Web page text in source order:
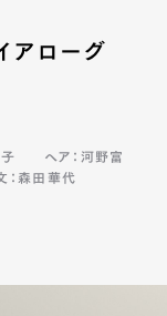
アローグ
ヘア：河野富
：森田華代